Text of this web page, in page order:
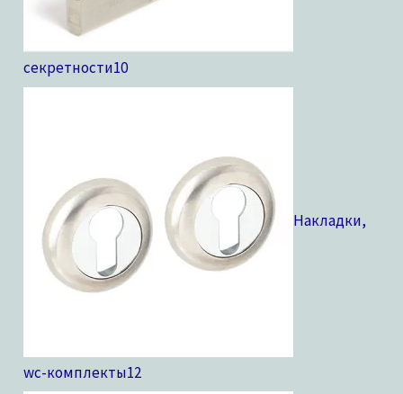
секретности10
Накладки,
wc-комплекты12